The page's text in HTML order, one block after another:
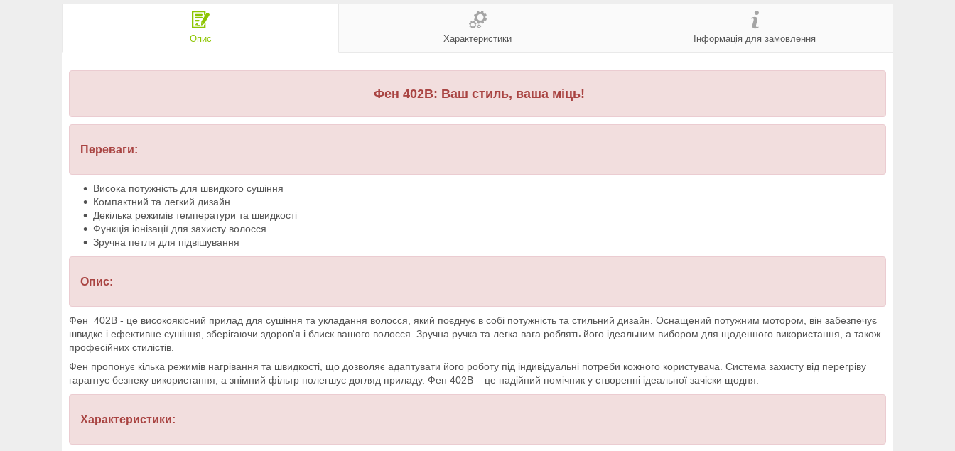
Опис Характеристики Інформація для замовлення
Фен 402B: Ваш стиль, ваша міць!
Переваги:
Висока потужність для швидкого сушіння
Компактний та легкий дизайн
Декілька режимів температури та швидкості
Функція іонізації для захисту волосся
Зручна петля для підвішування
Опис:
Фен 402B - це високоякісний прилад для сушіння та укладання волосся, який поєднує в собі потужність та стильний дизайн. Оснащений потужним мотором, він забезпечує
швидке і ефективне сушіння, зберігаючи здоров'я і блиск вашого волосся. Зручна ручка та легка вага роблять його ідеальним вибором для щоденного використання, а також
професійних стилістів.
Фен пропонує кілька режимів нагрівання та швидкості, що дозволяє адаптувати його роботу під індивідуальні потреби кожного користувача. Система захисту від перегріву
гарантує безпеку використання, а знімний фільтр полегшує догляд приладу. Фен 402B – це надійний помічник у створенні ідеальної зачіски щодня.
Характеристики: